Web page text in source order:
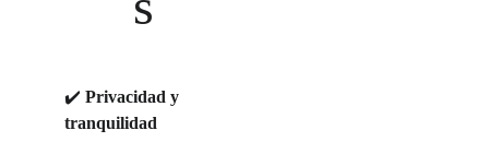
✔️ Privacidad y
tranquilidad